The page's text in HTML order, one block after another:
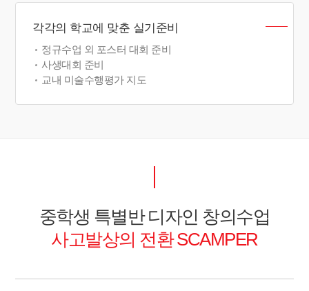
각각의 학교에 맞춘 실기준비
정규수업 외 포스터 대회 준비
사생대회 준비
교내 미술수행평가 지도
중학생 특별반 디자인 창의수업
사고발상의 전환 SCAMPER